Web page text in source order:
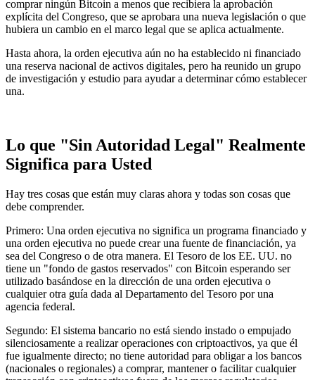
comprar ningún Bitcoin a menos que recibiera la aprobación
explícita del Congreso, que se aprobara una nueva legislación o que
hubiera un cambio en el marco legal que se aplica actualmente.
Hasta ahora, la orden ejecutiva aún no ha establecido ni financiado
una reserva nacional de activos digitales, pero ha reunido un grupo
de investigación y estudio para ayudar a determinar cómo establecer
una.
Lo que "Sin Autoridad Legal" Realmente
Significa para Usted
Hay tres cosas que están muy claras ahora y todas son cosas que
debe comprender.
Primero: Una orden ejecutiva no significa un programa financiado y
una orden ejecutiva no puede crear una fuente de financiación, ya
sea del Congreso o de otra manera. El Tesoro de los EE. UU. no
tiene un "fondo de gastos reservados" con Bitcoin esperando ser
utilizado basándose en la dirección de una orden ejecutiva o
cualquier otra guía dada al Departamento del Tesoro por una
agencia federal.
Segundo: El sistema bancario no está siendo instado o empujado
silenciosamente a realizar operaciones con criptoactivos, ya que él
fue igualmente directo; no tiene autoridad para obligar a los bancos
(nacionales o regionales) a comprar, mantener o facilitar cualquier